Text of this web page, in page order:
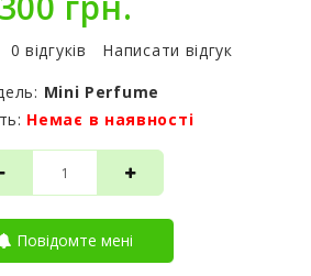
0 відгуків
Написати відгук
Mini Perfume
Немає в наявності
Повідомте мені